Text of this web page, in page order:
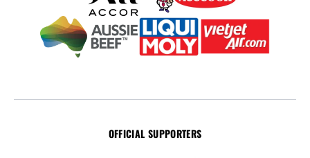
OFFICIAL SUPPORTERS